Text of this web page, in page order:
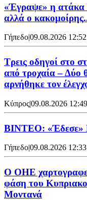
«Έγραψε» η ατάκα
αλλά ο
Γήπεδο|09.08.2026 12:52
Τρεις οδηγοί στο
από τροχαία – Δύο
αρνήθηκε τον
Κύπρος|09.08.2026 12:49
ΒΙΝΤΕΟ: «Έδεσε»
Γήπεδο|09.08.2026 12:33
Ο ΟΗΕ
φάση του
Μοντανά